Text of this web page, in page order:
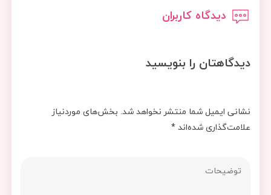
دیدگاه کاربران
دیدگاهتان را بنویسید
نشانی ایمیل شما منتشر نخواهد شد. بخش‌های موردنیاز
علامت‌گذاری شده‌اند*